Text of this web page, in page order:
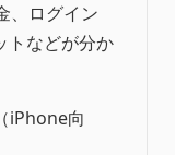
、ログイン
トなどが分か
iPhone向